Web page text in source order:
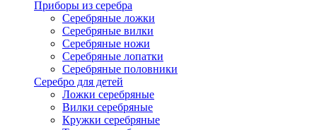
Приборы из серебра
Серебряные ложки
Серебряные вилки
Серебряные ножи
Серебряные лопатки
Серебряные половники
Серебро для детей
Ложки серебряные
Вилки серебряные
Кружки серебряные